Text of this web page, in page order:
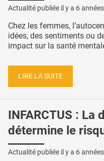
Actualité publiée il y a 6
Chez les femmes,
idées, des sentiments ou
impact sur la santé
LIRE LA SUITE
INFARCTUS : La
détermine le
Actualité publiée il y a 6